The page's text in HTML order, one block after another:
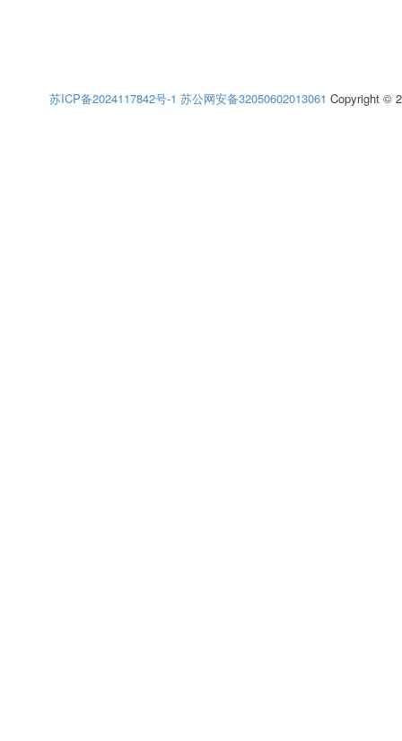
苏ICP备2024117842号-1 苏公网安备32050602013061 Copyright ©